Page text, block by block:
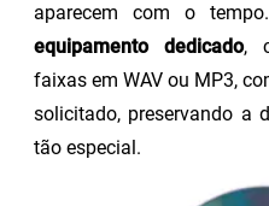
aparecem com o
equipamento dedicado,
faixas em WAV ou MP3,
solicitado, preservando a
tão especial.